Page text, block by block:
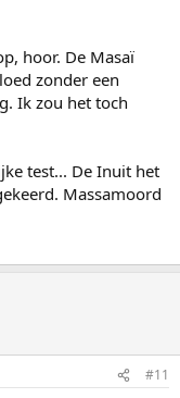
hoor. De Masaï
zonder een
Ik zou het toch
test... De Inuit het
Massamoord
#11